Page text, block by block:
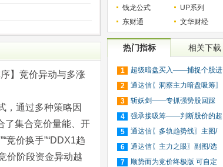
】竞价异动与多涨
，通过多种策略因
了集合竞价量能、开
竞价换手”“DDX1趋
价阶段资金异动越
钱龙公式
UP系列
东财通
文华财经
热门指标 相关下载
1
超级暗盘买入——捕捉个股进
入
2
通达信〖洞察主力暗盘吸筹〗
捕
3
斩妖剑——专抓强势股回踩
20日
4
强承接吸筹——判断股价的超
买
5
通达信〖多轨趋势线〗主图/
选
6
通达信〖主力之眼〗副图/选
股
7
顺势而为竞价终极版 可自定